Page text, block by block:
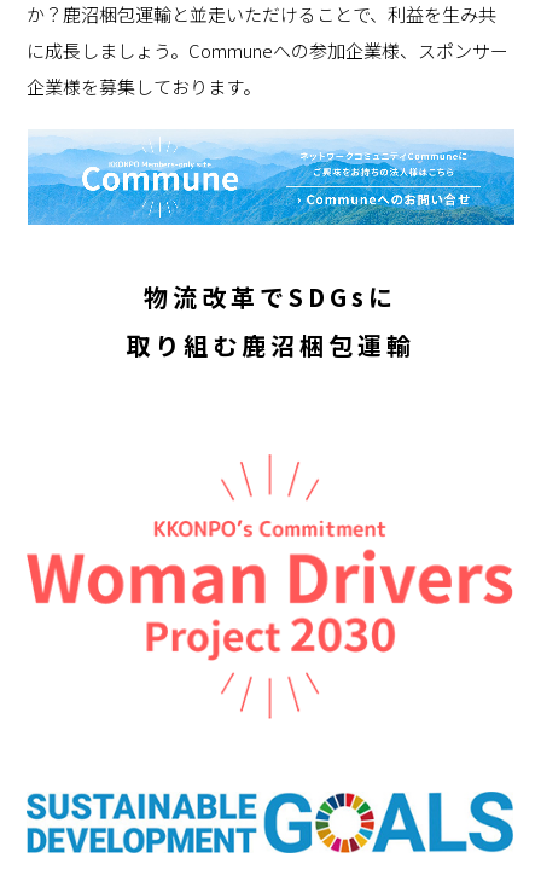
か？鹿沼梱包運輸と並走いただけることで、利益を生み共
に成長しましょう。Communeへの参加企業様、スポンサー
企業様を募集しております。
物流改革でSDGsに
取り組む鹿沼梱包運輸